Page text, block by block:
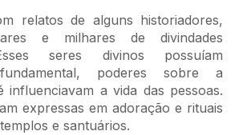
relatos de alguns historiadores,
e milhares de divindades
seres divinos possuíam
poderes sobre a
influenciavam a vida das pessoas.
expressas em adoração e rituais
e santuários.